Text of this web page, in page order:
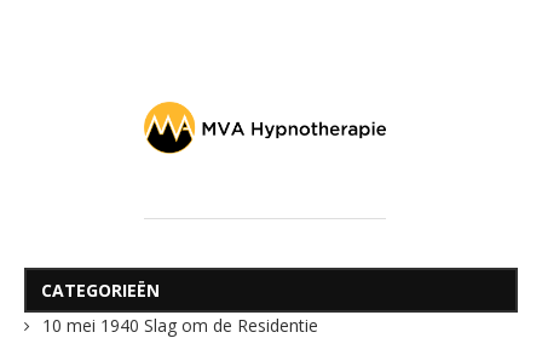
CATEGORIEËN
10 mei 1940 Slag om de Residentie